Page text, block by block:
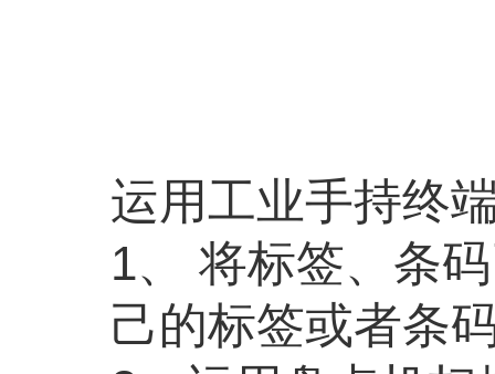
运用工业手持终
1、 将标签、条
己的标签或者条